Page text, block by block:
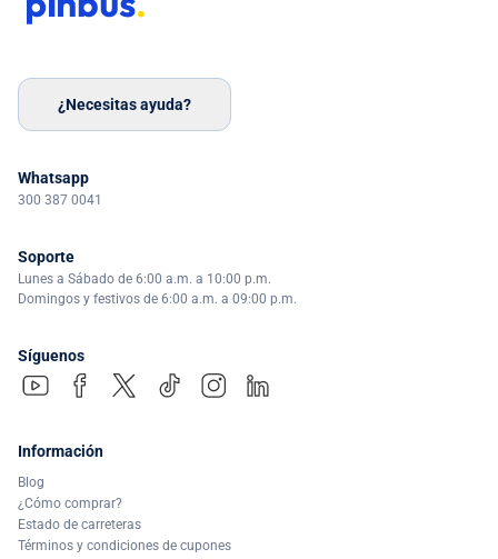
¿Necesitas ayuda?
Whatsapp
300 387 0041
Soporte
Lunes a Sábado de 6:00 a.m. a 10:00 p.m.
Domingos y festivos de 6:00 a.m. a 09:00 p.m.
Síguenos
Información
Blog
¿Cómo comprar?
Estado de carreteras
Términos y condiciones de cupones